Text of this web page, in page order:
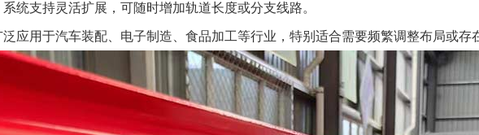
系统支持灵活扩展，可随时增加轨道长度或分支线路。
应用于汽车装配、电子制造、食品加工等行业，特别适合需要频繁调整布局或存